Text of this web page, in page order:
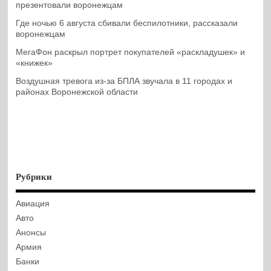
презентовали воронежцам
Где ночью 6 августа сбивали беспилотники, рассказали
воронежцам
МегаФон раскрыл портрет покупателей «раскладушек» и
«книжек»
Воздушная тревога из-за БПЛА звучала в 11 городах и
районах Воронежской области
Рубрики
Авиация
Авто
Анонсы
Армия
Банки